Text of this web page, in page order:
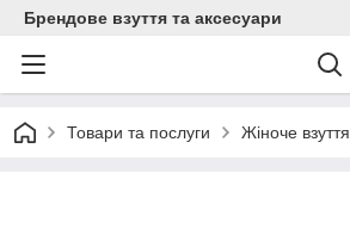
Брендове взуття та аксесуари
Товари та послуги Жіноче взуття